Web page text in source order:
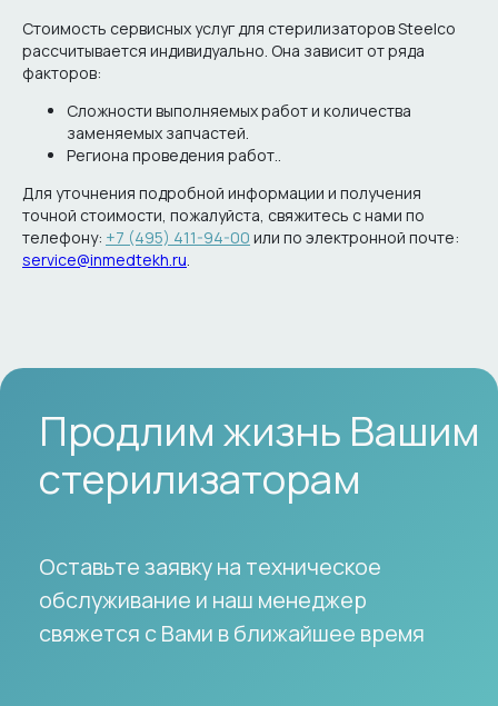
Стоимость сервисных услуг для стерилизаторов Steelco
рассчитывается индивидуально. Она зависит от ряда
факторов:
Сложности выполняемых работ и количества
заменяемых запчастей.
Региона проведения работ..
Для уточнения подробной информации и получения
точной стоимости, пожалуйста, свяжитесь с нами по
телефону: +7 (495) 411-94-00 или по электронной почте:
service@inmedtekh.ru.